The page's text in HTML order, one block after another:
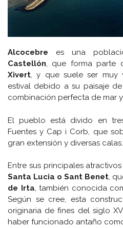
Alcocebre es una
Castellón, que forma parte
Xivert, y que suele ser muy
estival debido a su paisaje
combinación perfecta de mar
El pueblo está divido en
Fuentes y Cap i Corb, que
gran extensión y diversas calas.
Entre sus principales
Santa Lucia o Sant Benet,
de Irta, también conocida
Según se cree, esta
originaria de fines del siglo
haber funcionado antaño